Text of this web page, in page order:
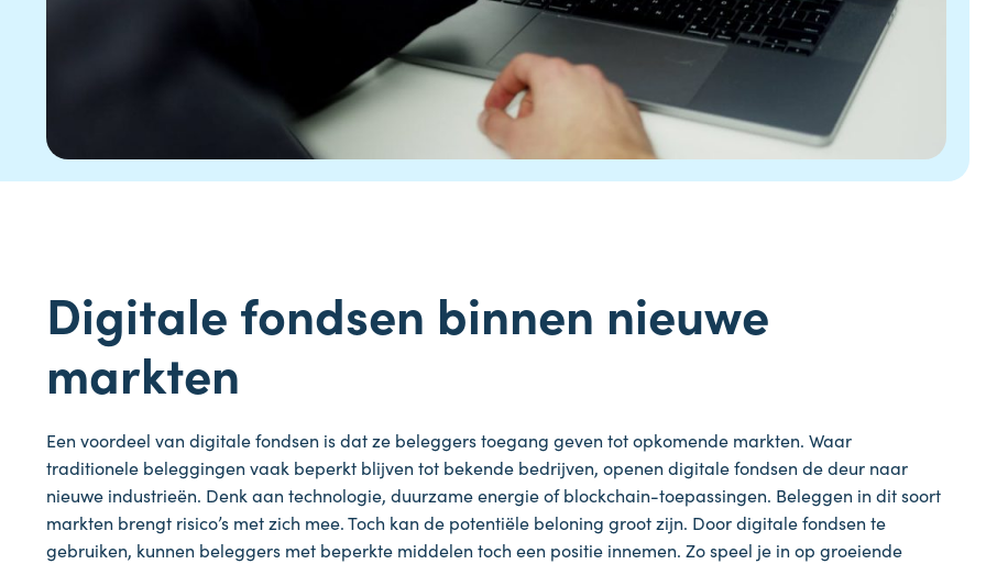
Digitale fondsen binnen nieuwe
markten
Een voordeel van digitale fondsen is dat ze beleggers toegang geven tot opkomende markten. Waar
traditionele beleggingen vaak beperkt blijven tot bekende bedrijven, openen digitale fondsen de deur naar
nieuwe industrieën. Denk aan technologie, duurzame energie of blockchain-toepassingen. Beleggen in dit soort
markten brengt risico’s met zich mee. Toch kan de potentiële beloning groot zijn. Door digitale fondsen te
gebruiken, kunnen beleggers met beperkte middelen toch een positie innemen. Zo speel je in op groeiende